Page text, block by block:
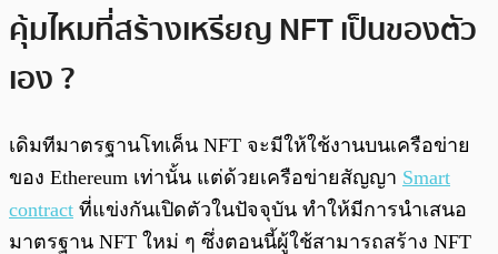
คุ้มไหมที่สร้างเหรียญ NFT เป็นของตัว
เอง ?
เดิมทีมาตรฐานโทเค็น NFT จะมีให้ใช้งานบนเครือข่าย
ของ Ethereum เท่านั้น แต่ด้วยเครือข่ายสัญญา Smart
contract ที่แข่งกันเปิดตัวในปัจจุบัน ทำให้มีการนำเสนอ
มาตรฐาน NFT ใหม่ ๆ ซึ่งตอนนี้ผู้ใช้สามารถสร้าง NFT